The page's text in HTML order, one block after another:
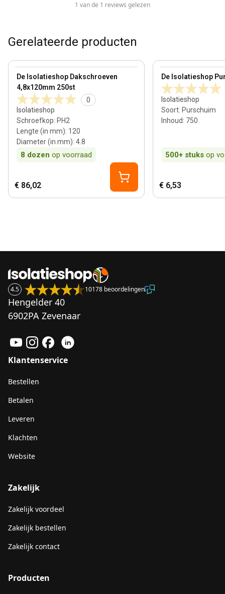
1 van de 1 reviews gelezen
Gerelateerde producten
De Isolatieshop Dakschroeven
4,8x120mm 250st
0
Isolatieshop
Schroefkop: PH2
Lengte (in mm): 120
Diameter (in mm): 4.8
8 dozen op voorraad
View product
€ 86,02
De Isolatieshop
Isolatieshop
Soort: Purschuim
Inhoud: 750
500+ stuks op
View product
€ 6,53
4.5 10178 beoordelingen
Hengelder 40
6902PA Zevenaar
Klantenservice
Bestellen
Betalen
Leveren
Klachten
Website
Zakelijk
Zakelijk voordeel
Zakelijk bestellen
Zakelijk contact
Producten